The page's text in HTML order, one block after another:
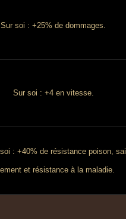
Sur soi : +25% de dommages.
Sur soi : +4 en vitesse.
: +40% de résistance poison, sai
et résistance à la maladie.